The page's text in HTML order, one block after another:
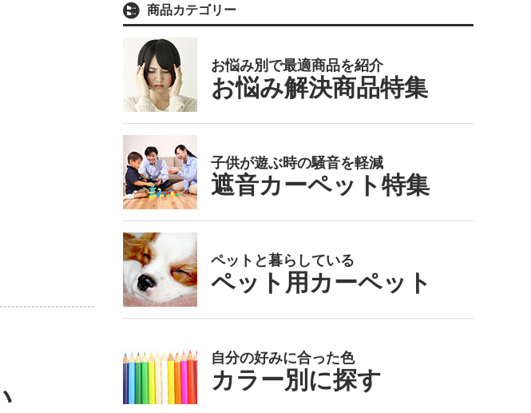
商品カテゴリー
お悩み別で最適商品を紹介
お悩み解決商品特集
子供が遊ぶ時の騒音を軽減
遮音カーペット特集
ペットと暮らしている
ペット用カーペット
自分の好みに合った色
カラー別に探す